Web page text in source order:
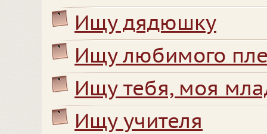
Ищу дядюшку
Ищу любимого
Ищу тебя, моя
Ищу учителя